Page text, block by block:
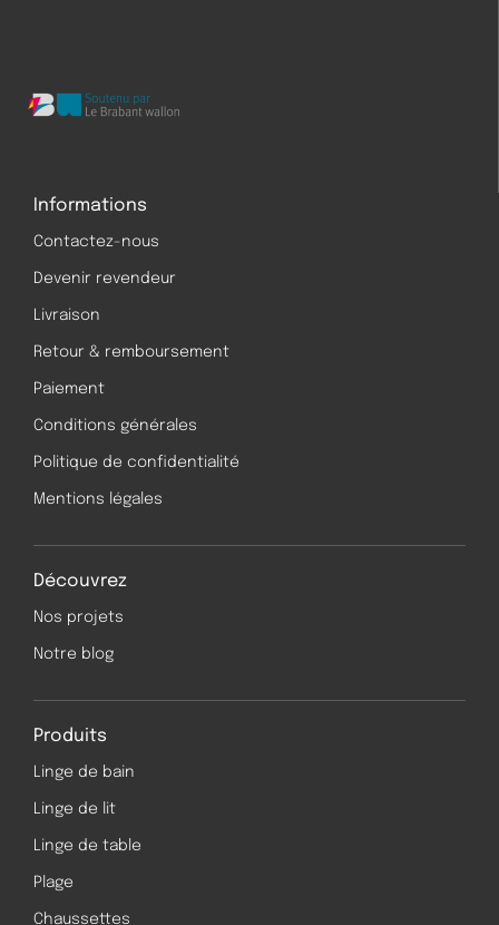
Informations
Contactez-nous
Devenir revendeur
Livraison
Retour & remboursement
Paiement
Conditions générales
Politique de confidentialité
Mentions légales
Découvrez
Nos projets
Notre blog
Produits
Linge de bain
Linge de lit
Linge de table
Plage
Chaussettes